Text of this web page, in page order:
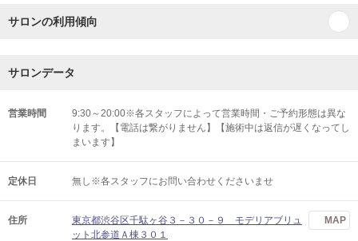
サロンの利用傾向
サロンデータ
営業時間
9:30～20:00※各スタッフによって営業時間・ご予約形態は異な
ります。【電話は繋がりません】【施術中は返信が遅くなってし
まいます】
定休日 無し※各スタッフにお問い合わせくださいませ
住所
東京都渋谷区千駄ヶ谷３－３０－９ モデリアブリュ
ット北参道Ａ棟３０１
MAP